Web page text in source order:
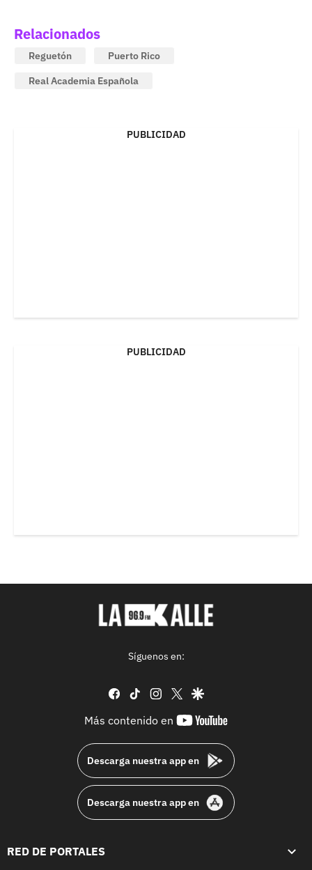
Relacionados
Reguetón
Puerto Rico
Real Academia Española
PUBLICIDAD
PUBLICIDAD
Síguenos en:
facebook
tiktok instagram
twittergoogle
Más contenido en
youtube-
Descarga nuestra app en
Descarga nuestra app en
RED DE PORTALES